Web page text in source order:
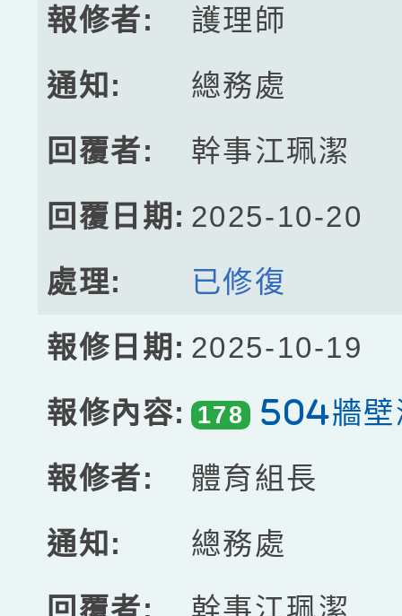
護理師
總務處
幹事江珮潔
2025-10-20
已修復
2025-10-19
178 504牆壁
體育組長
總務處
幹事江珮潔